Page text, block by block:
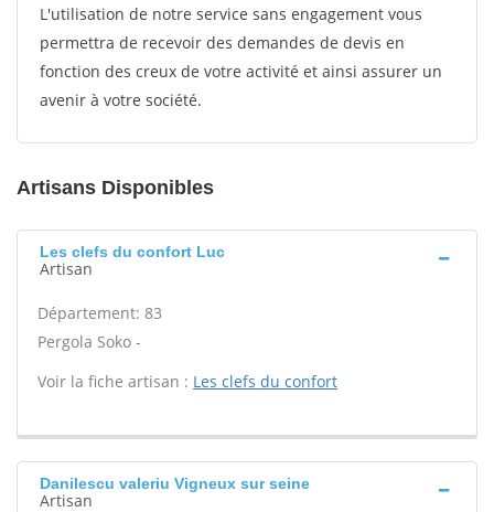
L'utilisation de notre service sans engagement vous
permettra de recevoir des demandes de devis en
fonction des creux de votre activité et ainsi assurer un
avenir à votre société.
Artisans Disponibles
Les clefs du confort Luc
Artisan
Département: 83
Pergola Soko -
Voir la fiche artisan : Les clefs du confort
Danilescu valeriu Vigneux sur seine
Artisan